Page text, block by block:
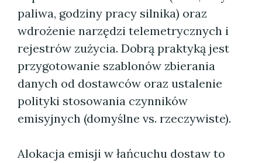
paliwa, godziny pracy silnika) oraz
wdrożenie narzędzi telemetrycznych i
rejestrów zużycia. Dobrą praktyką jest
przygotowanie szablonów zbierania
danych od dostawców oraz ustalenie
polityki stosowania czynników
emisyjnych (domyślne vs. rzeczywiste).
Alokacja emisji w łańcuchu dostaw to